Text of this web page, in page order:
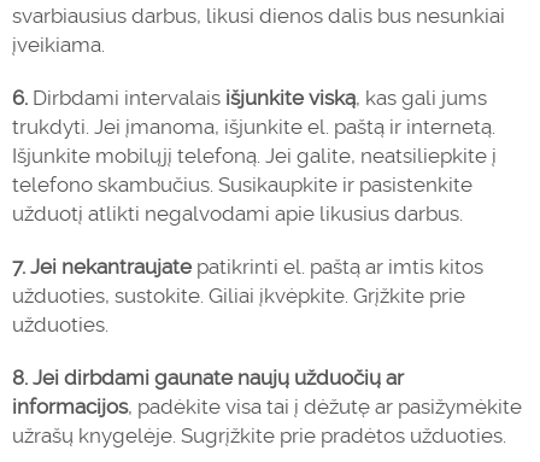
svarbiausius darbus, likusi dienos dalis bus nesunkiai
įveikiama.
6. Dirbdami intervalais išjunkite viską, kas gali jums
trukdyti. Jei įmanoma, išjunkite el. paštą ir internetą.
Išjunkite mobilųjį telefoną. Jei galite, neatsiliepkite į
telefono skambučius. Susikaupkite ir pasistenkite
užduotį atlikti negalvodami apie likusius darbus.
7. Jei nekantraujate patikrinti el. paštą ar imtis kitos
užduoties, sustokite. Giliai įkvėpkite. Grįžkite prie
užduoties.
8. Jei dirbdami gaunate naujų užduočių ar
informacijos, padėkite visa tai į dėžutę ar pasižymėkite
užrašų knygelėje. Sugrįžkite prie pradėtos užduoties.